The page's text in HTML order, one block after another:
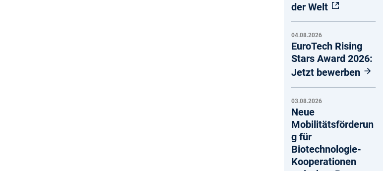
der Welt
04.08.2026
EuroTech Rising
Stars Award 2026:
Jetzt bewerben
03.08.2026
Neue
Mobilitätsförderun
g für
Biotechnologie-
Kooperationen